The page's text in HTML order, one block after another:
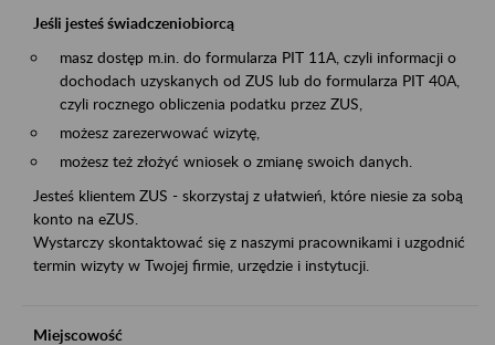
Jeśli jesteś świadczeniobiorcą
masz dostęp m.in. do formularza PIT 11A, czyli informacji o
dochodach uzyskanych od ZUS lub do formularza PIT 40A,
czyli rocznego obliczenia podatku przez ZUS,
możesz zarezerwować wizytę,
możesz też złożyć wniosek o zmianę swoich danych.
Jesteś klientem ZUS - skorzystaj z ułatwień, które niesie za sobą
konto na eZUS.
Wystarczy skontaktować się z naszymi pracownikami i uzgodnić
termin wizyty w Twojej firmie, urzędzie i instytucji.
Miejscowość